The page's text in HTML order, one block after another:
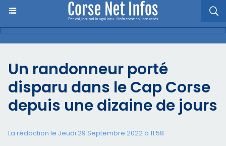
Un randonneur porté
disparu dans le Cap Corse
depuis une dizaine de jours
La rédaction le Jeudi 29 Septembre 2022 à 11:58